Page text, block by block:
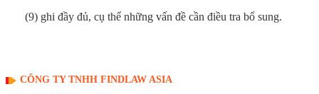
(9) ghi đầy đủ, cụ thể những vấn đề cần điều tra bổ sung.
CÔNG TY TNHH FINDLAW ASIA